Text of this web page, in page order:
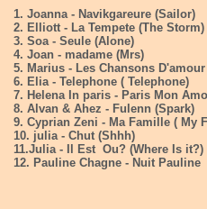
1. Joanna - Navikgareure (Sailor)
2. Elliott - La Tempete (The Storm)
3. Soa - Seule (Alone)
4. Joan - madame (Mrs)
5. Marius - Les Chansons D'amour
6. Elia - Telephone ( Telephone)
7. Helena In paris - Paris Mon
8. Alvan & Ahez - Fulenn (Spark)
9. Cyprian Zeni - Ma Famille ( My
10. julia - Chut (Shhh)
11.Julia - Il Est Ou? (Where Is it?)
12. Pauline Chagne - Nuit